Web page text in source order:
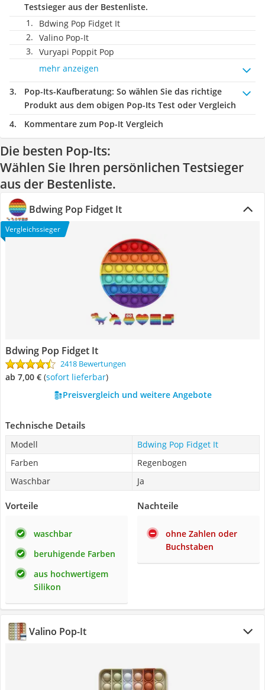
Testsieger aus der Bestenliste.
Bdwing Pop Fidget It
Valino Pop-It
Vuryapi Poppit Pop
mehr anzeigen
Pop-Its-Kaufberatung: So wählen Sie das richtige
Produkt aus dem obigen Pop-Its Test oder Vergleich
Kommentare zum Pop-It Vergleich
Die besten Pop-Its:
Wählen Sie Ihren persönlichen Testsieger
aus der Bestenliste.
Bdwing Pop Fidget It
Vergleichssieger
Bdwing Pop Fidget It
2418 Bewertungen
ab 7,00 € ( Sofort lieferbar)
Preisvergleich und weitere Angebote
Technische Details
Modell
Bdwing Pop Fidget It
Farben
Regenbogen
Waschbar
Ja
Vorteile
waschbar
beruhigende Farben
aus hochwertigem
Silikon
Nachteile
ohne Zahlen oder
Buchstaben
Valino Pop-It